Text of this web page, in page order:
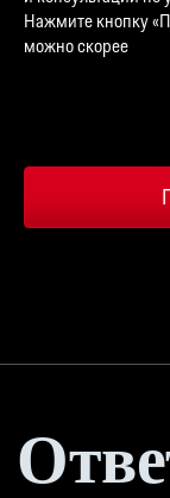
Нажмите кнопку
можно скорее